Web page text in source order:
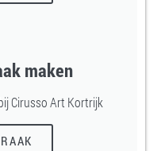
maken
Cirusso Art Kortrijk